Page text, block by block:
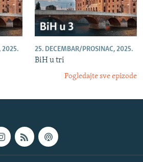
2025. 25. DECEMBAR/PROSINAC, 2025.
BiH u tri
Pogledajte sve epizode